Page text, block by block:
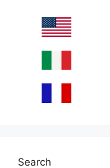
Search